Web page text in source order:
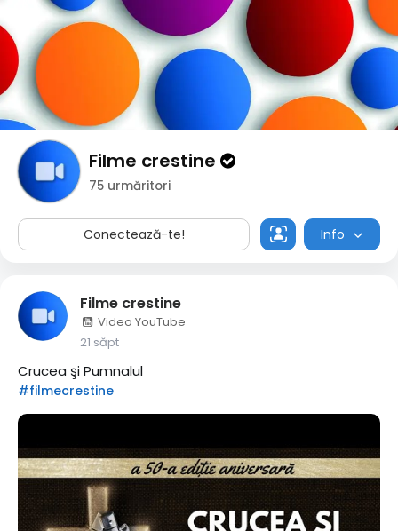
Filme crestine
75 urmăritori
Conectează-te! Info
Filme crestine
Video YouTube
21 săpt
Crucea şi Pumnalul
#filmecrestine